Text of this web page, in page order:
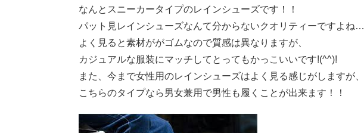
なんとスニーカータイプのレインシューズです！！
パット見レインシューズなんて分からないクオリティーですよね…
よく見ると素材ががゴムなので質感は異なりますが、
カジュアルな服装にマッチしてとってもかっこいいです!(^^)!
また、今まで女性用のレインシューズはよく見る感じがしますが、
こちらのタイプなら男女兼用で男性も履くことが出来ます！！